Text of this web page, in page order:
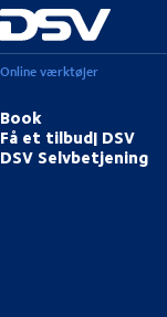
Online værktøjer
Book
Få et tilbud| DSV
DSV Selvbetjening